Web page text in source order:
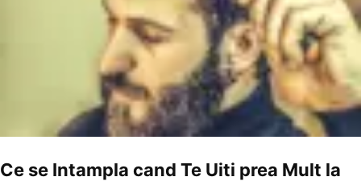
Ce se Intampla cand Te Uiti prea Mult la